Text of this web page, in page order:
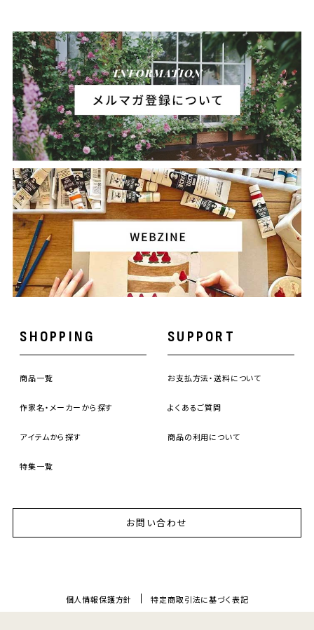
SHOPPING
商品一覧
作家名・メーカーから探す
アイテムから探す
特集一覧
SUPPORT
お支払方法・送料について
よくあるご質問
商品の利用について
お問い合わせ
個人情報保護方針 特定商取引法に基づく表記